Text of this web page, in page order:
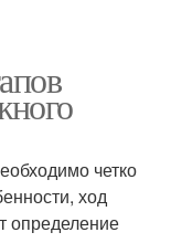
четко
ход
определение